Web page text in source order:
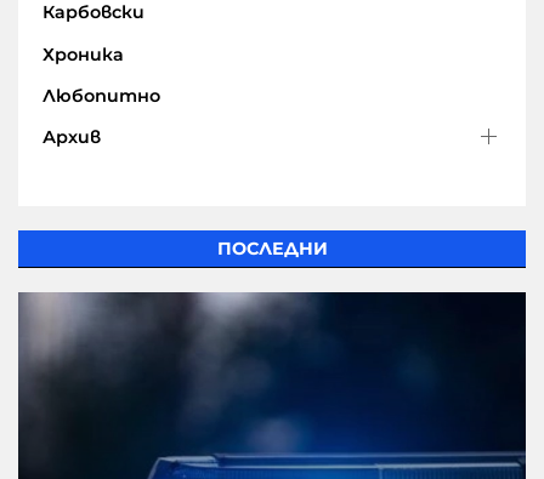
Карбовски
Хроника
Любопитно
Архив
ПОСЛЕДНИ